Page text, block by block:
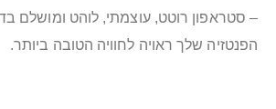
– סטראפון רוטט, עוצמתי, לוהט ומושלם
הפנטזיה שלך ראויה לחוויה הטובה ביותר.